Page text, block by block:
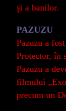
şi a banilor.
PAZUZU
Pazuzu a
Protector, în
Pazuzu a
filmului
precum un